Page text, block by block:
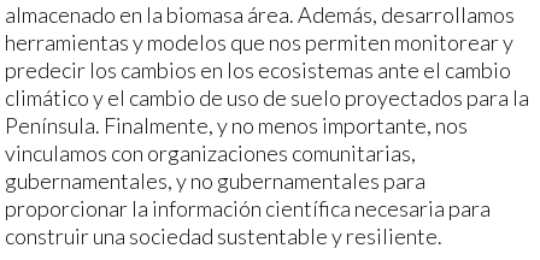
almacenado en la biomasa área. Además, desarrollamos
herramientas y modelos que nos permiten monitorear y
predecir los cambios en los ecosistemas ante el cambio
climático y el cambio de uso de suelo proyectados para la
Península. Finalmente, y no menos importante, nos
vinculamos con organizaciones comunitarias,
gubernamentales, y no gubernamentales para
proporcionar la información científica necesaria para
construir una sociedad sustentable y resiliente.